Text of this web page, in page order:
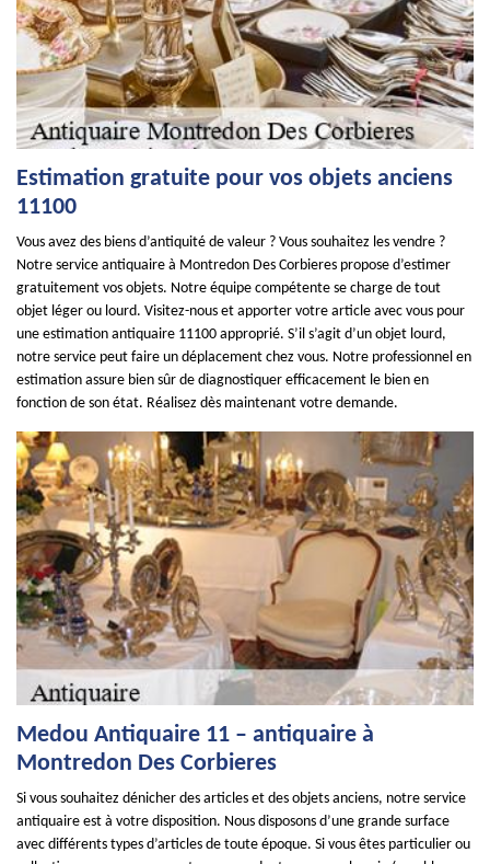
Estimation gratuite pour vos objets anciens
11100
Vous avez des biens d’antiquité de valeur ? Vous souhaitez les vendre ?
Notre service antiquaire à Montredon Des Corbieres propose d’estimer
gratuitement vos objets. Notre équipe compétente se charge de tout
objet léger ou lourd. Visitez-nous et apporter votre article avec vous pour
une estimation antiquaire 11100 approprié. S’il s’agit d’un objet lourd,
notre service peut faire un déplacement chez vous. Notre professionnel en
estimation assure bien sûr de diagnostiquer efficacement le bien en
fonction de son état. Réalisez dès maintenant votre demande.
Medou Antiquaire 11 – antiquaire à
Montredon Des Corbieres
Si vous souhaitez dénicher des articles et des objets anciens, notre service
antiquaire est à votre disposition. Nous disposons d’une grande surface
avec différents types d’articles de toute époque. Si vous êtes particulier ou